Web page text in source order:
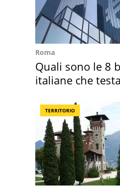
Roma
Quali sono le 8
italiane che
TERRITORIO